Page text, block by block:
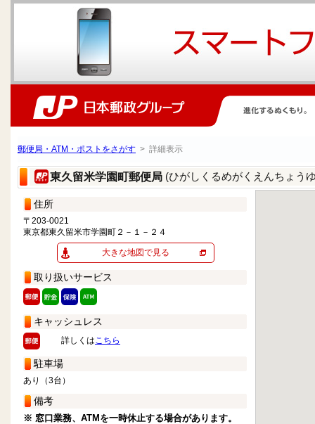
郵便局・ATM・ポストをさがす > 詳細表示
東久留米学園町郵便局 (ひがしくるめがくえんちょう
住所
〒203-0021
東京都東久留米市学園町２－１－２４
大きな地図で見る
取り扱いサービス
キャッシュレス
詳しくはこちら
駐車場
あり（3台）
備考
※ 窓口業務、ATMを一時休止する場合があります。